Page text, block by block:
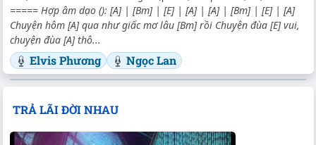
===== Hợp âm dạo (): [A] | [Bm] | [E] | [A] | [A] | [Bm] | [E] | [A]
Chuyện hôm [A] qua như giấc mơ lâu [Bm] rồi Chuyện đùa [E] vui,
chuyện đùa [A] thô...
Elvis Phương Ngọc Lan
TRẢ LÃI ĐỜI NHAU